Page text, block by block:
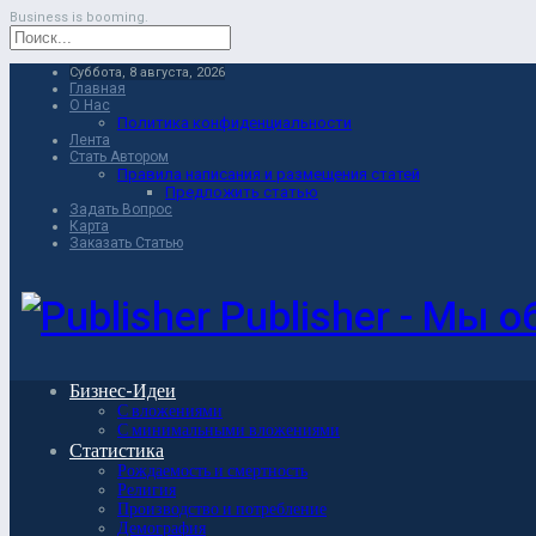
Business is booming.
Суббота, 8 августа, 2026
Главная
О Нас
Политика конфиденциальности
Лента
Стать Автором
Правила написания и размещения статей
Предложить статью
Задать Вопрос
Карта
Заказать Статью
Publisher - Мы
Бизнес-Идеи
С вложениями
С минимальными вложениями
Статистика
Рождаемость и смертность
Религия
Производство и потребление
Демография